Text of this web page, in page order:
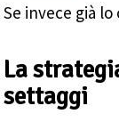
Se invece già
La
settaggi